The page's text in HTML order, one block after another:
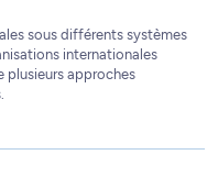
sous différents systèmes
internationales
plusieurs approches